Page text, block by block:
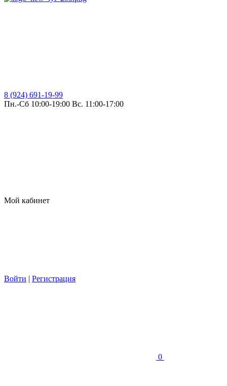
8 (924) 691-19-99
Пн.-Сб 10:00-19:00 Вс. 11:00-17:00
Мой кабинет
Войти | Регистрация
0